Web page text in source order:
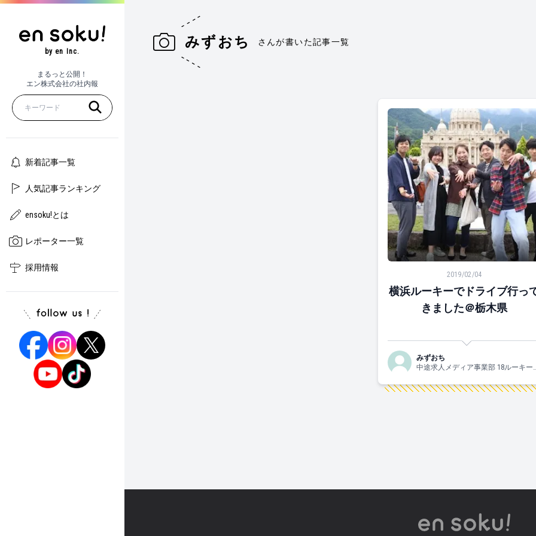
by en Inc.
まるっと公開！
エン株式会社の社内報
新着記事一覧
人気記事ランキング
ensoku!とは
レポーター一覧
採用情報
みずおち さんが書いた記事一覧
横浜ルーキーでドライブ行ってき
2019/02/04
横浜ルーキーでドライブ行っ
きました＠栃木県
みずおち
中途求人メディア事業部 18ルーキー＾
ドルがすきです。